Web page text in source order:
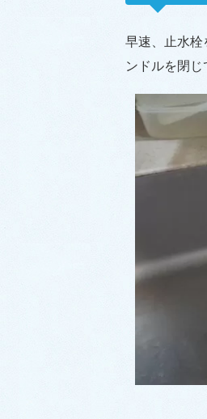
早速、止水栓
ンドルを閉じ